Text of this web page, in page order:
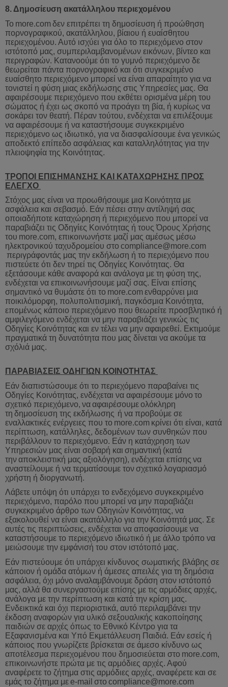
8.Δημοσίευση ακατάλληλου περιεχομένου
Το more.comδεν επιτρέπει τη δημοσίευση ή προώθηση
πορνογραφικού, ακατάλληλου, βίαιου ή ευαίσθητου
περιεχομένου. Αυτό ισχύει για όλο το περιεχόμενο στον
ιστότοπό μας, συμπεριλαμβανομένων εικόνων, βίντεο και
περιγραφών. Κατανοούμε ότι το γυμνό περιεχόμενο δε
θεωρείται πάντα πορνογραφικό και ότι συγκεκριμένο
ευαίσθητο περιεχόμενο μπορεί να είναι απαραίτητο για να
τονιστεί η φύση μιας εκδήλωσης στις Υπηρεσίες μας. Θα
αφαιρέσουμε περιεχόμενο που εκθέτει ορισμένα μέρη του
σώματος ή έχει ως σκοπό να προάγει τη βία, ή κυρίως να
σοκάρει τον θεατή. Πέραν τούτου, ενδέχεται να επιλέξουμε
να αφαιρέσουμε ή να καταστήσουμε συγκεκριμένο
περιεχόμενο ως ιδιωτικό, για να διασφαλίσουμε ένα γενικώς
αποδεκτό επίπεδο ασφάλειας και καταλληλότητας για την
πλειοψηφία της Κοινότητας.
ΤΡΟΠΟΙ ΕΠΙΣΗΜΑΝΣΗΣ ΚΑΙ ΚΑΤΑΧΩΡΗΣΗΣ ΠΡΟΣ
ΕΛΕΓΧΟ
Στόχος μας είναι να προωθήσουμε μια Κοινότητα με
ασφάλεια και σεβασμό. Εάν πέσει στην αντίληψή σας
οποιαδήποτε καταχώρηση ή περιεχόμενο που μπορεί να
παραβιάζει τις Οδηγίες Κοινότητας ή τους Όρους Χρήσης
του more.com, επικοινωνήστε μαζί μας αμέσως μέσω
ηλεκτρονικού ταχυδρομείου στο compliance@more.com
περιγράφοντάς μας την εκδήλωση ή το περιεχόμενο που
πιστεύετε ότι δεν τηρεί τις Οδηγίες Κοινότητας. Θα
εξετάσουμε κάθε αναφορά και ανάλογα με τη φύση της,
ενδέχεται να επικοινωνήσουμε μαζί σας. Είναι επίσης
σημαντικό να θυμάστε ότι το more.comενθαρρύνει μια
ποικιλόμορφη, πολυπολιτισμική, παγκόσμια Κοινότητα,
επομένως κάποιο περιεχόμενο που θεωρείτε προσβλητικό ή
αμφιλεγόμενο ενδέχεται να μην παραβιάζει γενικώς τις
Οδηγίες Κοινότητας και εν τέλει να μην αφαιρεθεί. Εκτιμούμε
πραγματικά τη δυνατότητα που μας δίνεται να ακούμε τα
σχόλιά μας.
ΠΑΡΑΒΙΑΣΕΙΣ ΟΔΗΓΙΩΝ ΚΟΙΝΟΤΗΤΑΣ
Εάν διαπιστώσουμε ότι το περιεχόμενο παραβαίνει τις
Οδηγίες Κοινότητας, ενδέχεται να αφαιρέσουμε μόνο το
σχετικό περιεχόμενο, νααφαιρέσουμεολόκληρη
τη δημοσίευση της εκδήλωσης ή να προβούμε σε
εναλλακτικές ενέργειες που το more.com κρίνει ότι είναι, κατά
περίπτωση, κατάλληλες, δεδομένων των συνθηκών που
περιβάλλουν το περιεχόμενο. Εάν η κατάχρηση των
Υπηρεσιών μας είναι σοβαρή και σημαντική (κατά
τηναποκλειστική μας αξιολόγηση), ενδέχεται επίσης να
αναστείλουμε ή να τερματίσουμε τονσχετικό λογαριασμό
χρήστη ή διοργανωτή.
Λάβετε υπόψη ότι υπάρχει το ενδεχόμενο συγκεκριμένο
περιεχόμενο, παρόλο που μπορεί να μην παραβιάζει
συγκεκριμένο άρθρο των Οδηγιών Κοινότητας, να
εξακολουθεί να είναι ακατάλληλο για την Κοινότητά μας. Σε
αυτές τις περιπτώσεις, ενδέχεται να αποφασίσουμε να
καταστήσουμε το περιεχόμενο ιδιωτικό ή με άλλο τρόπο να
μειώσουμε την εμφάνισή του στον ιστότοπό μας.
Εάν πιστεύουμε ότι υπάρχει κίνδυνος σωματικής βλάβης σε
κάποιον ή ομάδα ατόμων ή άμεσες απειλές για τη δημόσια
ασφάλεια, όχι μόνο αναλαμβάνουμε δράση στον ιστότοπό
μας, αλλά θα συνεργαστούμε επίσης με τις αρμόδιες αρχές,
ανάλογα με την περίπτωση και κατά την κρίση μας.
Ενδεικτικά και όχι περιοριστικά, αυτό περιλαμβάνει την
έκδοση αναφορών για υλικό σεξουαλικής κακοποίησης
παιδιών σε αρχές όπως το Εθνικό Κέντρο για τα
Εξαφανισμένα και Υπό Εκμετάλλευση Παιδιά. Εάν εσείς ή
κάποιος που γνωρίζετε βρίσκεται σε άμεσο κίνδυνο ως
αποτέλεσμα περιεχομένου που δημοσιεύεται στο more.com,
επικοινωνήστε πρώτα με τις αρμόδιες αρχές. Αφού
αναφέρετε το ζήτημα στις αρμόδιες αρχές, αναφέρετε και σε
εμάς το ζήτημα μεe-mail στο compliance@more.com